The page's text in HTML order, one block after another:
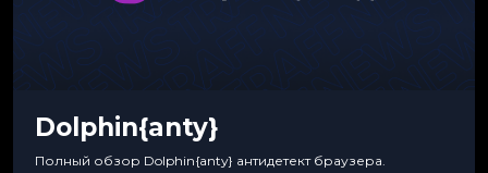
Dolphin{anty}
Полный обзор Dolphin{anty} антидетект браузера.